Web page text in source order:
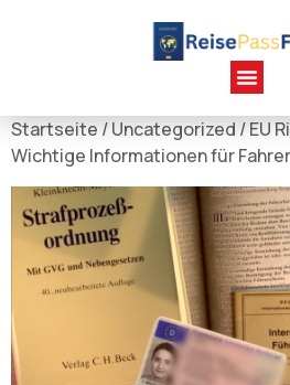
Startseite /Uncategorized / EU
Wichtige Informationen für